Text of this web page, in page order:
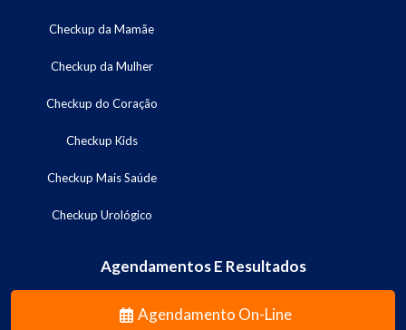
Checkup da Mamãe
Checkup da Mulher
Checkup do Coração
Checkup Kids
Checkup Mais Saúde
Checkup Urológico
Agendamentos E Resultados
Agendamento On-Line